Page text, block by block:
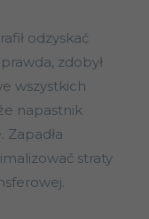
odzyskać
zdobył
wszystkich
napastnik
Zapadła
straty